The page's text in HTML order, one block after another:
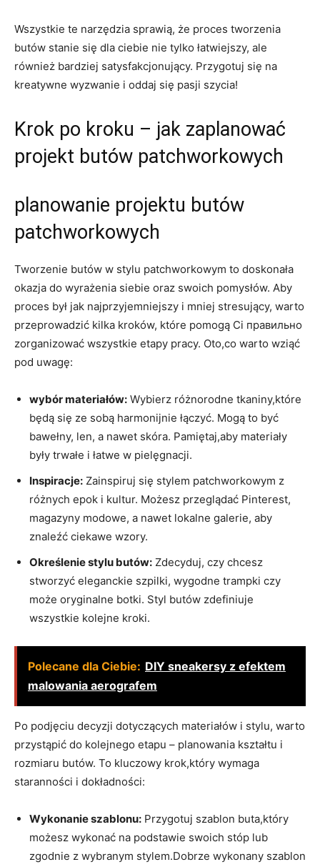
Wszystkie te narzędzia sprawią, że proces tworzenia
butów stanie się dla ciebie nie tylko łatwiejszy, ale
również bardziej satysfakcjonujący. Przygotuj się na
kreatywne wyzwanie i oddaj się pasji szycia!
Krok po kroku – jak zaplanować
projekt butów patchworkowych
planowanie projektu butów
patchworkowych
Tworzenie butów w stylu patchworkowym to doskonała
okazja do wyrażenia siebie oraz swoich pomysłów. Aby
proces był jak najprzyjemniejszy i mniej stresujący, warto
przeprowadzić kilka kroków, które pomogą Ci правильно
zorganizować wszystkie etapy pracy. Oto,co warto wziąć
pod uwagę:
wybór materiałów: Wybierz różnorodne tkaniny,które
będą się ze sobą harmonijnie łączyć. Mogą to być
bawełny, len, a nawet skóra. Pamiętaj,aby materiały
były trwałe i łatwe w pielęgnacji.
Inspiracje: Zainspiruj się stylem patchworkowym z
różnych epok i kultur. Możesz przeglądać Pinterest,
magazyny modowe, a nawet lokalne galerie, aby
znaleźć ciekawe wzory.
Określenie stylu butów: Zdecyduj, czy chcesz
stworzyć eleganckie szpilki, wygodne trampki czy
może oryginalne botki. Styl butów zdefiniuje
wszystkie kolejne kroki.
Polecane dla Ciebie: DIY sneakersy z efektem
malowania aerografem
Po podjęciu decyzji dotyczących materiałów i stylu, warto
przystąpić do kolejnego etapu – planowania kształtu i
rozmiaru butów. To kluczowy krok,który wymaga
staranności i dokładności:
Wykonanie szablonu: Przygotuj szablon buta,który
możesz wykonać na podstawie swoich stóp lub
zgodnie z wybranym stylem.Dobrze wykonany szablon